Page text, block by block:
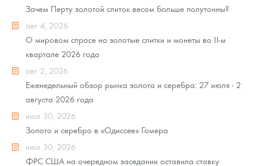
Зачем Перту золотой слиток весом больше полутонны?
авг 4, 2026
О мировом спросе на золотые слитки и монеты во II-м
квартале 2026 года
авг 2, 2026
Еженедельный обзор рынка золота и серебра: 27 июля - 2
августа 2026 года
июл 30, 2026
Золото и серебро в «Одиссее» Гомера
июл 30, 2026
ФРС США на очередном заседании оставила ставку